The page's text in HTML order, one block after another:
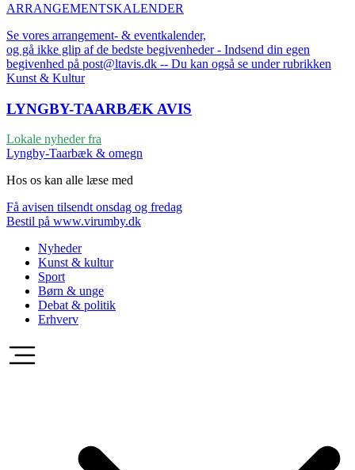
ARRANGEMENTSKALENDER
Se vores arrangement- & eventkalender,
og gå ikke glip af de bedste begivenheder - Indsend din egen
begivenhed på post@ltavis.dk -- Du kan også se under rubrikken
Kunst & Kultur
LYNGBY-TAARBÆK AVIS
Lokale nyheder fra
Lyngby-Taarbæk & omegn
Hos os kan alle læse med
Få avisen tilsendt onsdag og fredag
Bestil på www.virumby.dk
Nyheder
Kunst & kultur
Sport
Børn & unge
Debat & politik
Erhverv